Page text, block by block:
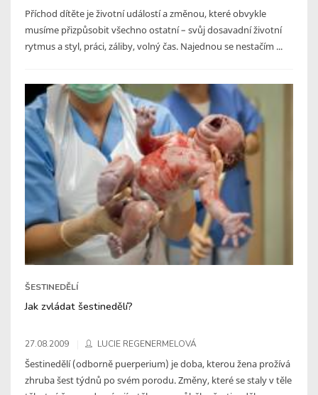
Příchod dítěte je životní událostí a změnou, které obvykle
musíme přizpůsobit všechno ostatní – svůj dosavadní životní
rytmus a styl, práci, záliby, volný čas. Najednou se nestačím ...
ŠESTINEDĚLÍ
Jak zvládat šestinedělí?
27.08.2009 LUCIE REGENERMELOVÁ
Šestinedělí (odborně puerperium) je doba, kterou žena prožívá
zhruba šest týdnů po svém porodu. Změny, které se staly v těle